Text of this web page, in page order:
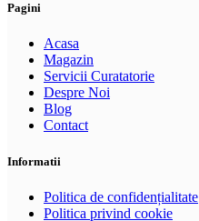
Pagini
Acasa
Magazin
Servicii Curatatorie
Despre Noi
Blog
Contact
Informatii
Politica de confidențialitate
Politica privind cookie